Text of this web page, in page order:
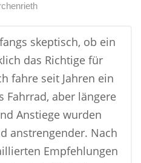
skeptisch, ob ein
das Richtige für
fahre seit Jahren ein
Fahrrad, aber längere
Anstiege wurden
anstrengender. Nach
Empfehlungen